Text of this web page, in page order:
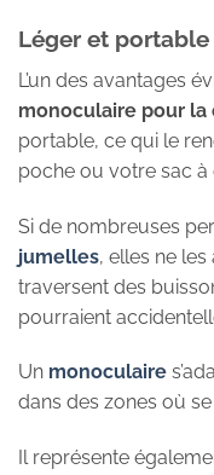
Léger et portable
L’un des avantages
monoculaire pour la
portable, ce qui le
poche ou votre sac à
Si de nombreuses
jumelles, elles ne les
traversent des
pourraient
Un monoculaire
dans des zones où
Il représente